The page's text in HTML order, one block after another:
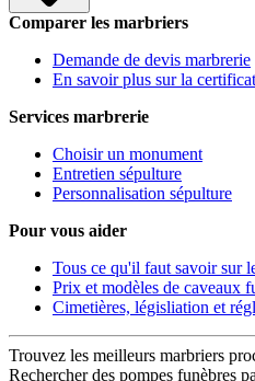
Comparer les marbriers
Demande de devis marbrerie
En savoir plus sur la
Services marbrerie
Choisir un monument
Entretien sépulture
Personnalisation sépulture
Pour vous aider
Tous ce qu'il faut savoir sur
Prix et modèles de caveaux
Cimetières, législiation et
Trouvez les meilleurs marbriers
Rechercher des pompes funèbres